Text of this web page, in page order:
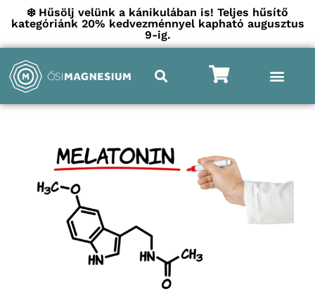
❄️ Hűsölj velünk a kánikulában is! Teljes hűsítő
kategóriánk 20% kedvezménnyel kapható augusztus
9-ig.